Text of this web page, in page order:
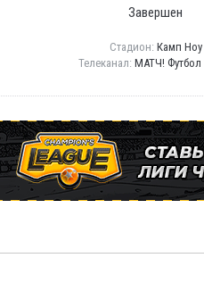
Завершен
Стадион: Камп Ноу
Телеканал: МАТЧ! Футбол